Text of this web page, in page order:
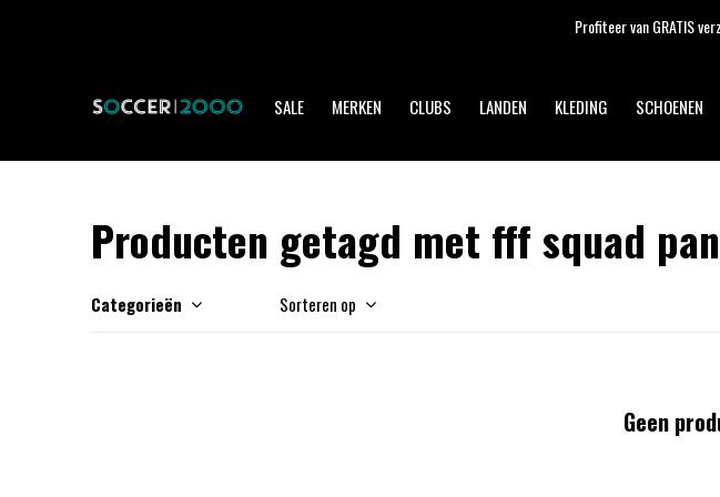
SALE MERKEN CLUBS LANDEN KLEDING SCHOENEN
Profiteer van GRATIS
Producten getagd met fff squad
Categorieën Sorteren op
Geen